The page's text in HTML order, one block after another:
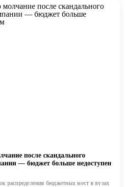
после скандального
— бюджет больше недоступен
распределения бюджетных мест в вузах